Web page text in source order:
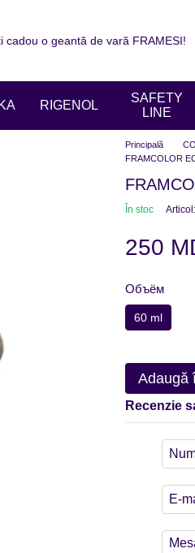
cadou o geantă de vară FRAMESI!
RIGENOL
SAFETY
LINE
Principală
FRAMCOLOR
În stoc
250
Объём
60 ml
Adaugă
Recenzie